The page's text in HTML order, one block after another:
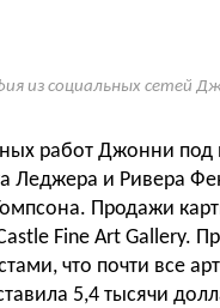
из социальных сетей
работ Джонни под
Леджера и Ривера
Продажи
Fine Art Gallery.
что почти все
5,4 тысячи